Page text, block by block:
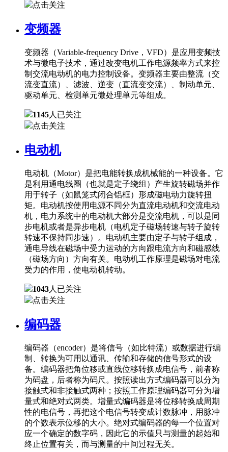
点击关注
变频器
变频器（Variable-frequency Drive，VFD）是应用变频技
术与微电子技术，通过改变电机工作电源频率方式来控
制交流电动机的电力控制设备。变频器主要由整流（交
流变直流）、滤波、逆变（直流变交流）、制动单元、
驱动单元、检测单元微处理单元等组成。
1145人已关注
点击关注
电动机
电动机（Motor）是把电能转换成机械能的一种设备。它
是利用通电线圈（也就是定子绕组）产生旋转磁场并作
用于转子（如鼠笼式闭合铝框）形成磁电动力旋转扭
矩。电动机按使用电源不同分为直流电动机和交流电动
机，电力系统中的电动机大部分是交流电机，可以是同
步电机或者是异步电机（电机定子磁场转速与转子旋转
转速不保持同步速）。电动机主要由定子与转子组成，
通电导线在磁场中受力运动的方向跟电流方向和磁感线
（磁场方向）方向有关。电动机工作原理是磁场对电流
受力的作用，使电动机转动。
1043人已关注
点击关注
编码器
编码器（encoder）是将信号（如比特流）或数据进行编
制、转换为可用以通讯、传输和存储的信号形式的设
备。编码器把角位移或直线位移转换成电信号，前者称
为码盘，后者称为码尺。按照读出方式编码器可以分为
接触式和非接触式两种；按照工作原理编码器可分为增
量式和绝对式两类。增量式编码器是将位移转换成周期
性的电信号，再把这个电信号转变成计数脉冲，用脉冲
的个数表示位移的大小。绝对式编码器的每一个位置对
应一个确定的数字码，因此它的示值只与测量的起始和
终止位置有关，而与测量的中间过程无关。